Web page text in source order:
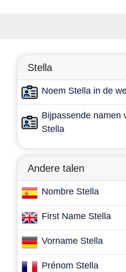
Stella
Noem Stella in de
Bijpassende namen
Stella
Andere talen
Nombre Stella
First Name Stella
Vorname Stella
Prénom Stella